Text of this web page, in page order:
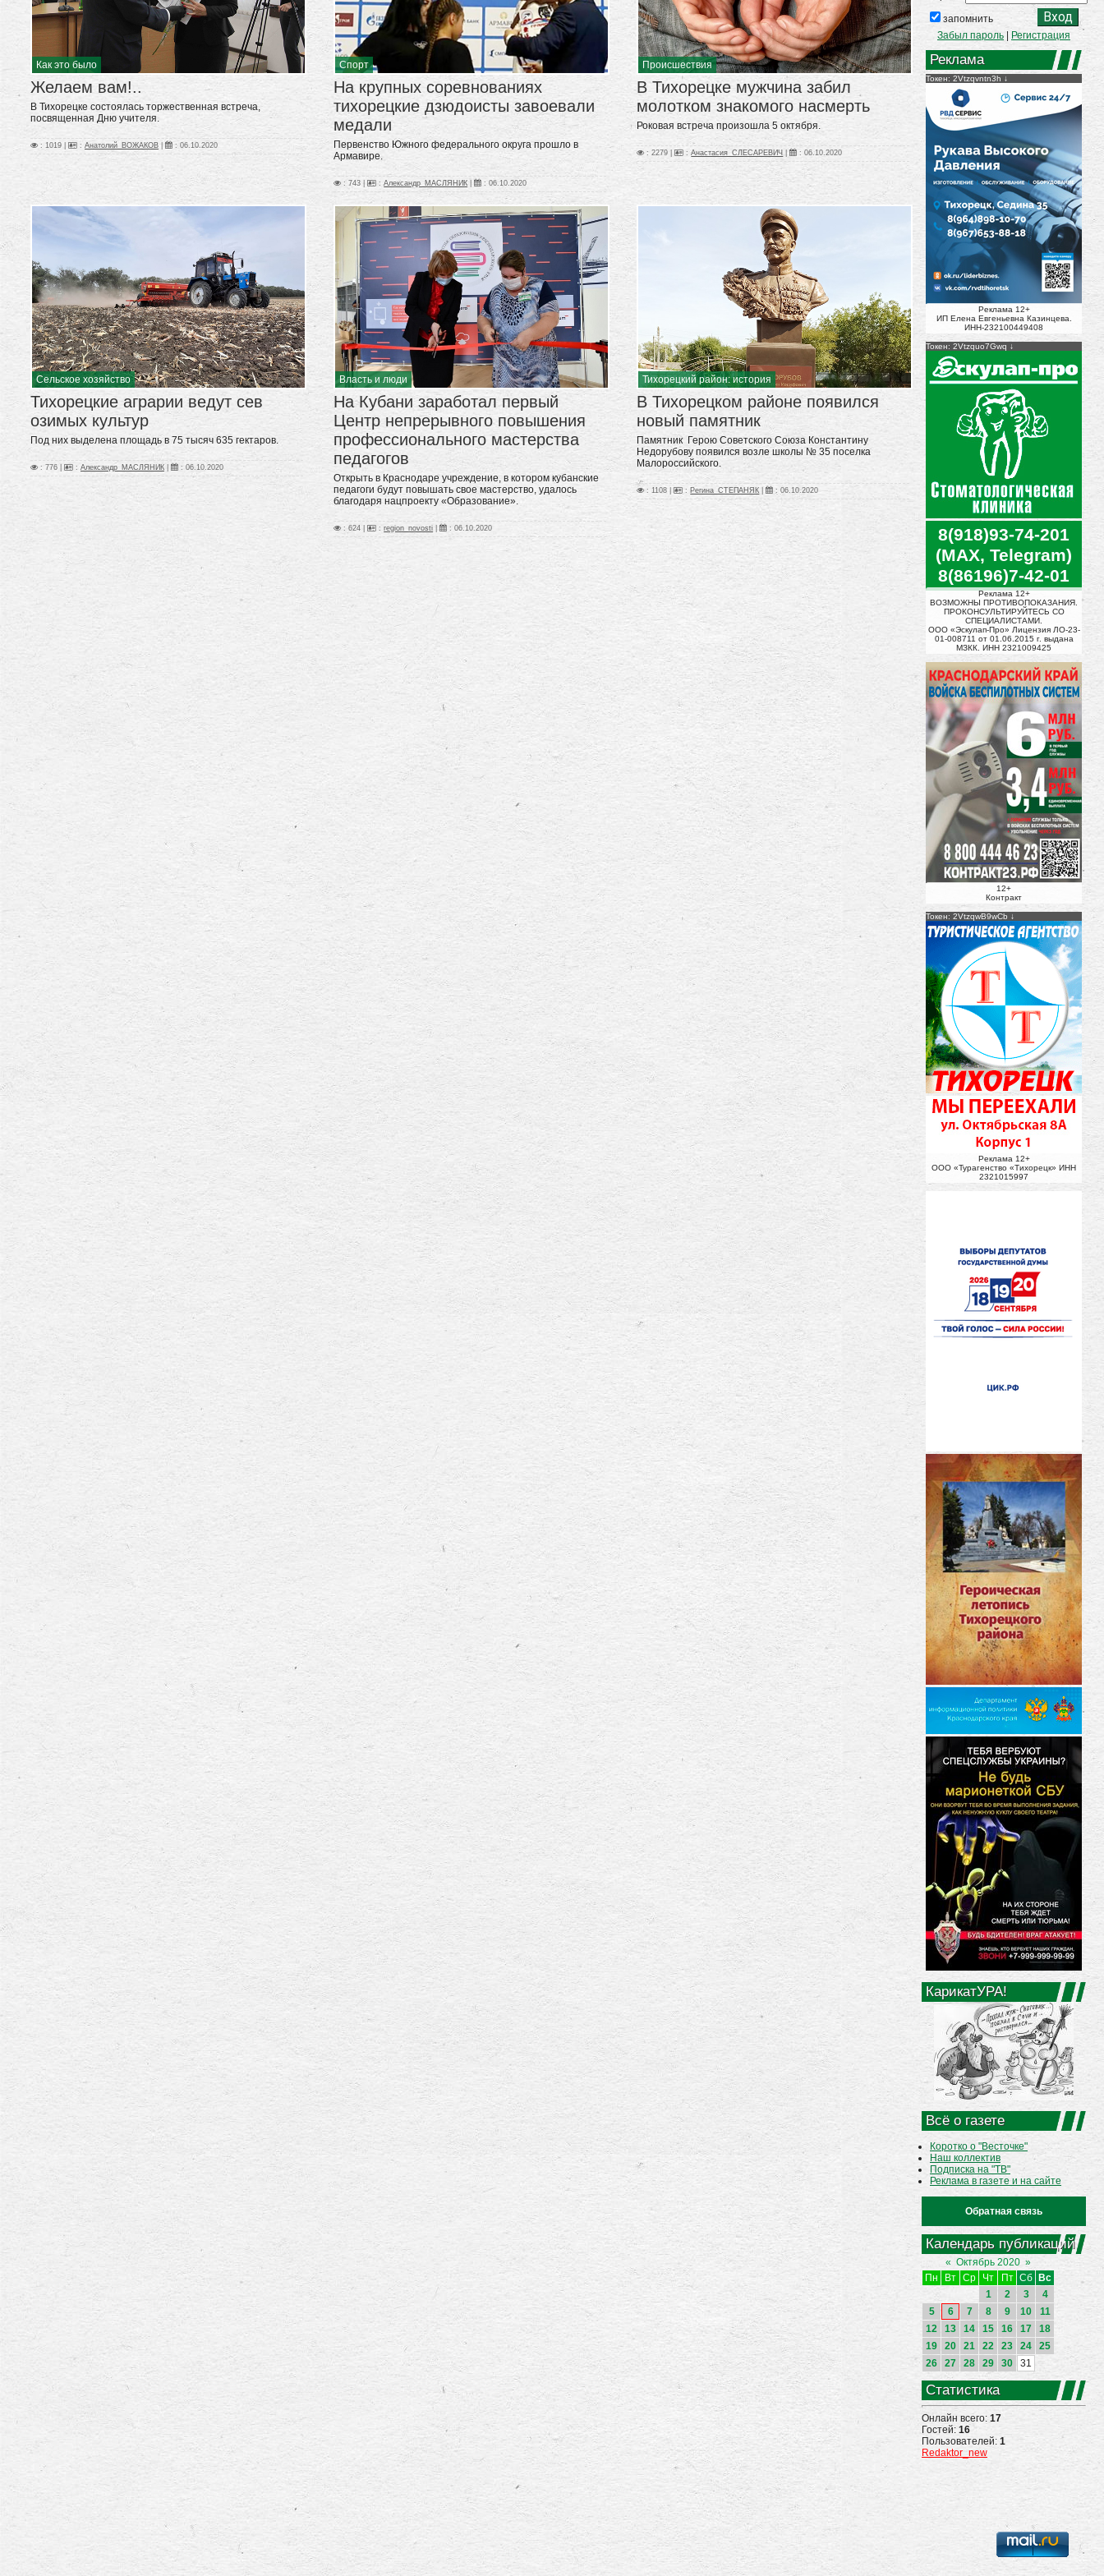
запомнить
Забыл пароль
Регистрация
Реклама
Токен: 2Vtzqvntn3h
Реклама 12+
ИП Елена Евгеньевна Казинцева.
ИНН-232100449408
Токен: 2Vtzquo7Gwq
8(918)93-74-201
(MAX, Telegram)
8(86196)7-42-01
Реклама 12+
ВОЗМОЖНЫ ПРОТИВОПОКАЗАНИЯ.
ПРОКОНСУЛЬТИРУЙТЕСЬ СО
СПЕЦИАЛИСТАМИ.
ООО «Эскулап-Про» Лицензия ЛО-23-
01-008711 от 01.06.2015 г. выдана
МЗКК. ИНН 2321009425
12+
Контракт
Токен: 2VtzqwB9wCb
Реклама 12+
ООО «Турагенство «Тихорецк» ИНН
2321015997
КарикатУРА!
Всё о газете
Коротко о "Весточке"
Наш коллектив
Подписка на "ТВ"
Реклама в газете и на сайте
Обратная связь
Календарь публикаций
« Октябрь 2020 »
Пн
Вт Ср Чт Пт Сб
Вс
1
2 3
4
5
6 7 8 9 10
11
12
13 14 15 16 17
18
19
20 21 22 23 24
25
26
27 28 29 30 31
Статистика
Онлайн всего: 17
Гостей: 16
Пользователей: 1
Redaktor_new
Как это было
Желаем вам!..
В Тихорецке состоялась торжественная встреча,
посвященная Дню учителя.
: 1019 | : Анатолий_ВОЖАКОВ : 06.10.2020
Спорт
На крупных соревнованиях
тихорецкие дзюдоисты завоевали
медали
Первенство Южного федерального округа прошло в
Армавире.
: 743 | :Александр_МАСЛЯНИК | :06.10.2020
Происшествия
В Тихорецке мужчина забил
молотком знакомого насмерть
Роковая встреча произошла 5 октября.
: 2279 | :Анастасия_СЛЕСАРЕВИЧ | :06.10.2020
Сельское хозяйство
Тихорецкие аграрии ведут сев
озимых культур
Под них выделена площадь в 75 тысяч 635 гектаров.
: 776 | : Александр_МАСЛЯНИК : 06.10.2020
Власть и люди
На Кубани заработал первый
Центр непрерывного повышения
профессионального мастерства
педагогов
Открыть в Краснодаре учреждение, в котором кубанские
педагоги будут повышать свое мастерство, удалось
благодаря нацпроекту «Образование».
: 624 | :region_novosti | :06.10.2020
Тихорецкий район: история
В Тихорецком районе появился
новый памятник
Памятник Герою Советского Союза Константину
Недорубову появился возле школы № 35 поселка
Малороссийского.
: 1108 | : Регина_СТЕПАНЯК | :06.10.2020